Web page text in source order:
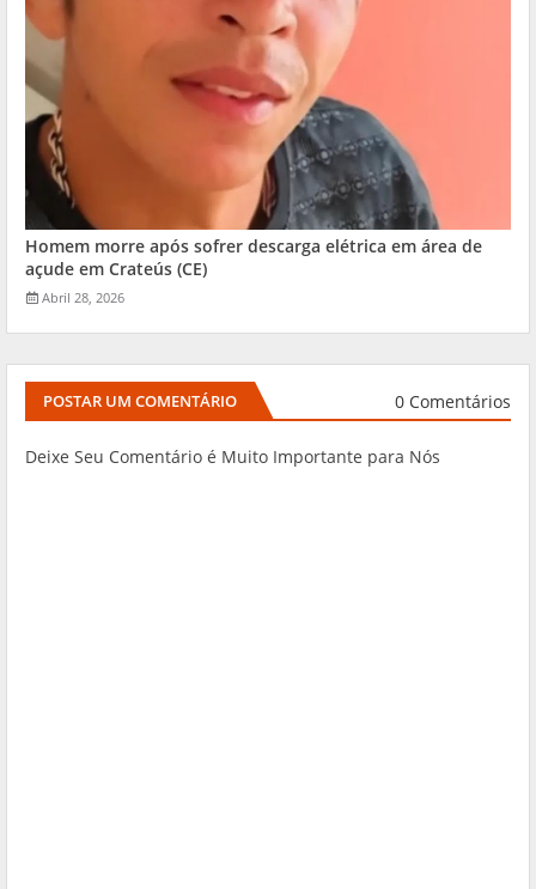
Homem morre após sofrer descarga elétrica em área de
açude em Crateús (CE)
Abril 28, 2026
POSTAR UM COMENTÁRIO 0 Comentários
Deixe Seu Comentário é Muito Importante para Nós